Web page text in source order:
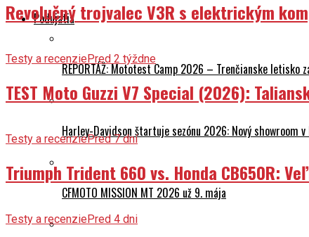
Podujatia
REPORTÁŽ: Mototest Camp 2026 – Trenčianske letisko
Harley-Davidson štartuje sezónu 2026: Nový showroom
CFMOTO MISSION MT 2026 už 9. mája
Revolučný trojvalec V3R s elektrickým
Testy a recenziePred 2 týždne
TEST Moto Guzzi V7 Special (2026):
Testy a recenziePred 7 dní
Triumph Trident 660 vs. Honda CB650R:
Testy a recenziePred 4 dni